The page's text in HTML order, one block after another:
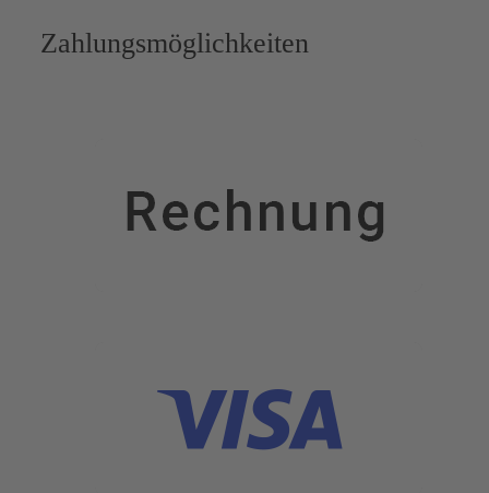
Zahlungsmöglichkeiten